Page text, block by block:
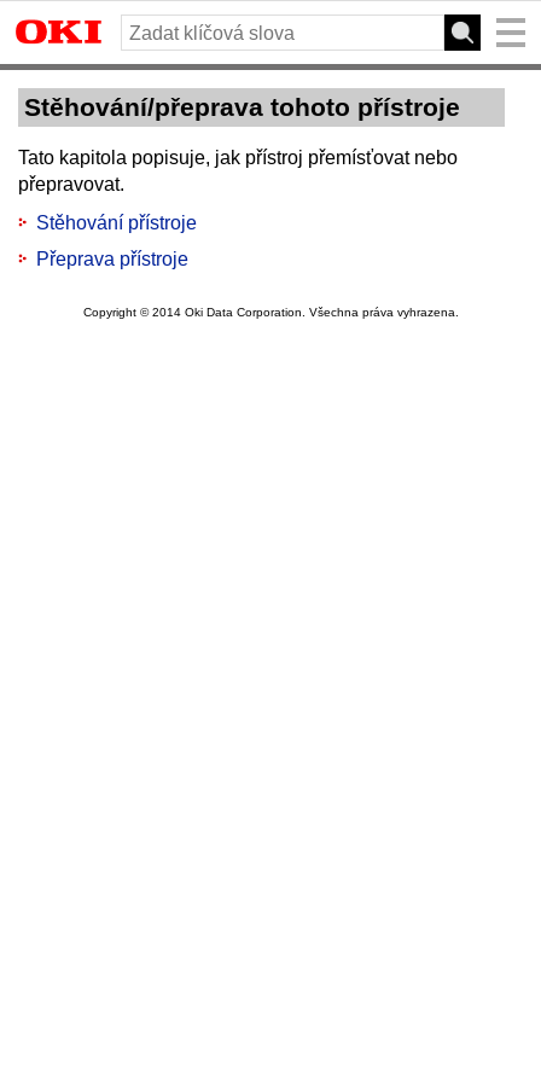
Stěhování/přeprava tohoto přístroje
Tato kapitola popisuje, jak přístroj přemísťovat nebo
přepravovat.
Stěhování přístroje
Přeprava přístroje
Copyright © 2014 Oki Data Corporation. Všechna práva vyhrazena.